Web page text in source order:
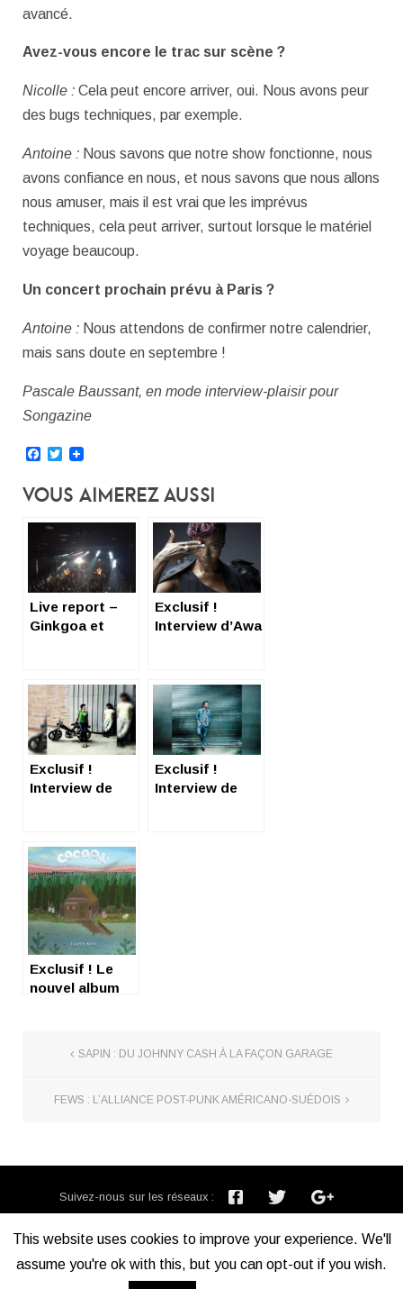
avancé.
Avez-vous encore le trac sur scène ?
Nicolle : Cela peut encore arriver, oui. Nous avons peur
des bugs techniques, par exemple.
Antoine : Nous savons que notre show fonctionne, nous
avons confiance en nous, et nous savons que nous allons
nous amuser, mais il est vrai que les imprévus
techniques, cela peut arriver, surtout lorsque le matériel
voyage beaucoup.
Un concert prochain prévu à Paris ?
Antoine : Nous attendons de confirmer notre calendrier,
mais sans doute en septembre !
Pascale Baussant, en mode interview-plaisir pour
Songazine
Facebook
Twitter
Vous Aimerez Aussi
Live report –
Ginkgoa et
Exclusif !
Interview d’Awa
Exclusif !
Interview de
Exclusif !
Interview de
Exclusif ! Le
nouvel album
SAPIN : DU JOHNNY CASH À LA FAÇON GARAGE
FEWS : L’ALLIANCE POST-PUNK AMÉRICANO-SUÉDOIS
Suivez-nous sur les réseaux :
This website uses cookies to improve your experience. We'll
assume you're ok with this, but you can opt-out if you wish.